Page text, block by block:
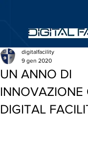
UN ANNO DI
INNOVAZIONE
DIGITAL
digitalfacility
9 gen 2020